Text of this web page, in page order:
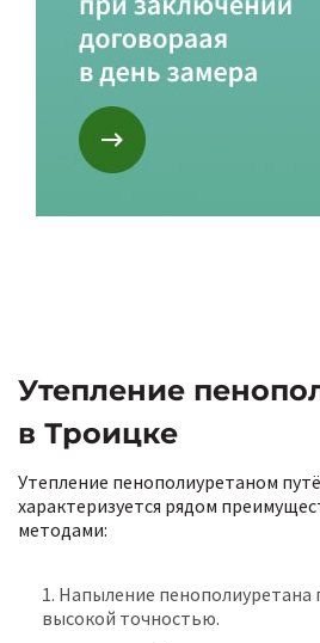
Утепление
в Троицке
Утепление пенополиуретаном
характеризуется рядом
методами:
Напыление пенополиуретана
высокой точностью.